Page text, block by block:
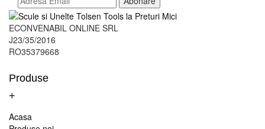
Fii la curent cu ultimele noutati!
ECONVENABIL ONLINE SRL
RO35379668
Produse
+